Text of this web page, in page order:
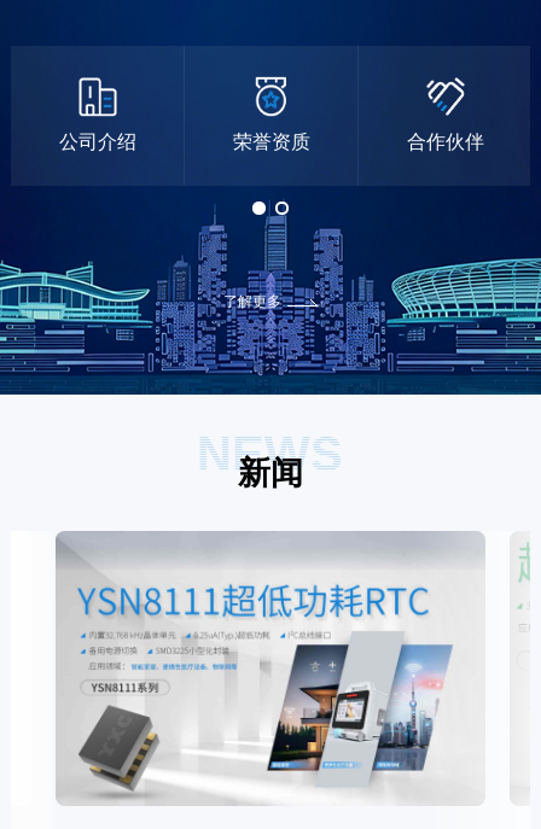
公司介绍 荣誉资质 合作伙伴
了解更多
NEWS
新闻